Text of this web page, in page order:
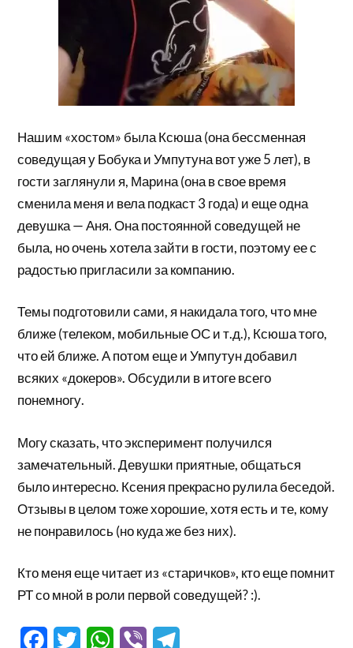
Нашим «хостом» была Ксюша (она бессменная
соведущая у Бобука и Умпутуна вот уже 5 лет), в
гости заглянули я, Марина (она в свое время
сменила меня и вела подкаст 3 года) и еще одна
девушка — Аня. Она постоянной соведущей не
была, но очень хотела зайти в гости, поэтому ее с
радостью пригласили за компанию.
Темы подготовили сами, я накидала того, что мне
ближе (телеком, мобильные ОС и т.д.), Ксюша того,
что ей ближе. А потом еще и Умпутун добавил
всяких «докеров». Обсудили в итоге всего
понемногу.
Могу сказать, что эксперимент получился
замечательный. Девушки приятные, общаться
было интересно. Ксения прекрасно рулила беседой.
Отзывы в целом тоже хорошие, хотя есть и те, кому
не понравилось (но куда же без них).
Кто меня еще читает из «старичков», кто еще помнит
РТ со мной в роли первой соведущей? :).
FacebookTwitter WhatsApp
Viber